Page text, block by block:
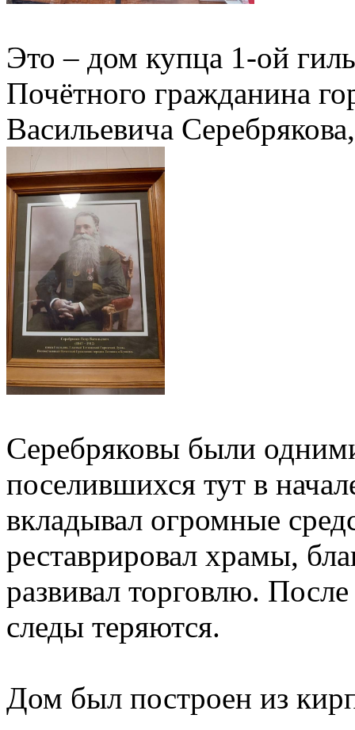
Это – дом купца 1-ой
Почётного гражданина
Васильевича Серебрякова,
Серебряковы были
поселившихся тут в
вкладывал огромные
реставрировал храмы,
развивал торговлю.
следы теряются.
Дом был построен из